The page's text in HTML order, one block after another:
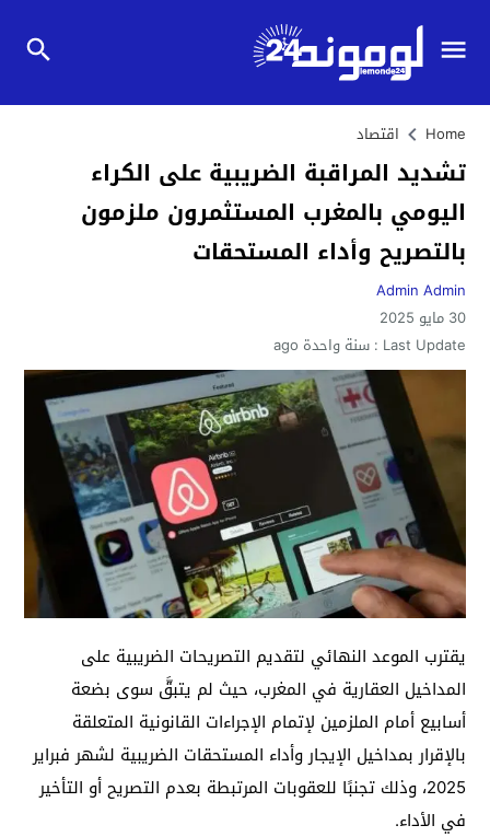
Home اقتصاد
تشديد المراقبة الضريبية على الكراء
اليومي بالمغرب المستثمرون ملزمون
بالتصريح وأداء المستحقات
Admin Admin
30 مايو 2025
Last Update : سنة واحدة ago
يقترب الموعد النهائي لتقديم التصريحات الضريبية على
المداخيل العقارية في المغرب، حيث لم يتبقَّ سوى بضعة
أسابيع أمام الملزمين لإتمام الإجراءات القانونية المتعلقة
بالإقرار بمداخيل الإيجار وأداء المستحقات الضريبية لشهر فبراير
2025، وذلك تجنبًا للعقوبات المرتبطة بعدم التصريح أو التأخير
في الأداء.